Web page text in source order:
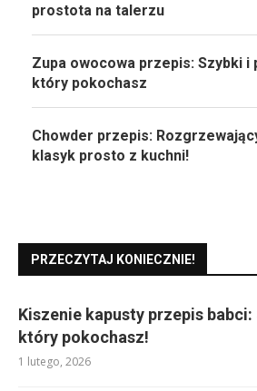
prostota na talerzu
Zupa owocowa przepis: Szybki i
który pokochasz
Chowder przepis:
klasyk prosto z kuchni!
PRZECZYTAJ KONIECZNIE!
Kiszenie kapusty przepis
który pokochasz!
1 lutego, 2026